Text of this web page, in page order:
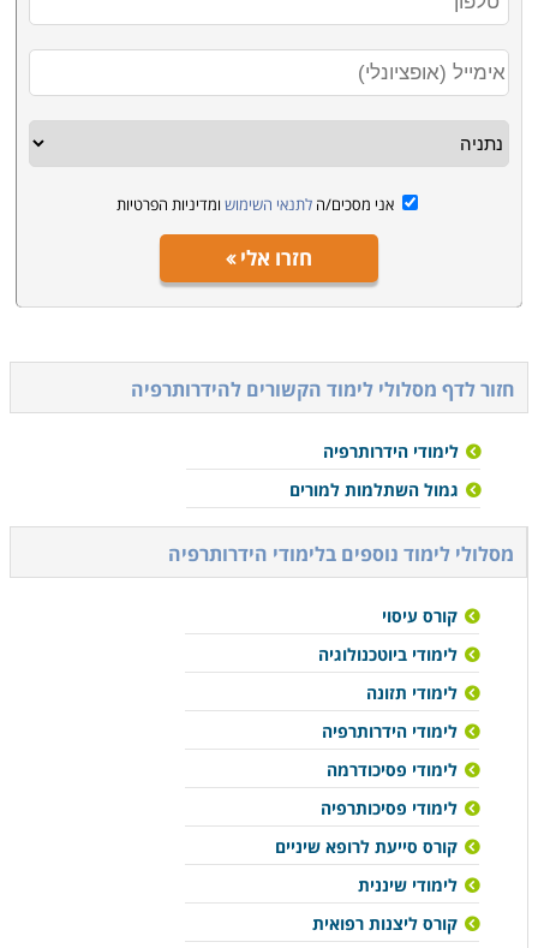
אני מסכים/ה לתנאי השימוש ומדיניות הפרטיות
חזרו אלי
חזור לדף מסלולי לימוד הקשורים להידרותרפיה
לימודי הידרותרפיה
גמול השתלמות למורים
מסלולי לימוד נוספים בלימודי הידרותרפיה
קורס עיסוי
לימודי ביוטכנולוגיה
לימודי תזונה
לימודי הידרותרפיה
לימודי פסיכודרמה
לימודי פסיכותרפיה
קורס סייעת לרופא שיניים
לימודי שיננית
קורס ליצנות רפואית